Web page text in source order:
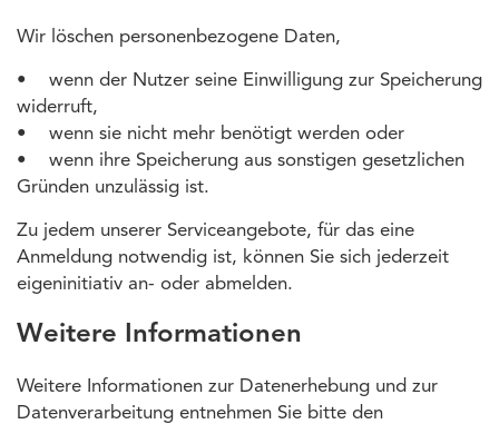
Wir löschen personenbezogene Daten,
• wenn der Nutzer seine Einwilligung zur Speicherung
widerruft,
• wenn sie nicht mehr benötigt werden oder
• wenn ihre Speicherung aus sonstigen gesetzlichen
Gründen unzulässig ist.
Zu jedem unserer Serviceangebote, für das eine
Anmeldung notwendig ist, können Sie sich jederzeit
eigeninitiativ an- oder abmelden.
Weitere Informationen
Weitere Informationen zur Datenerhebung und zur
Datenverarbeitung entnehmen Sie bitte den